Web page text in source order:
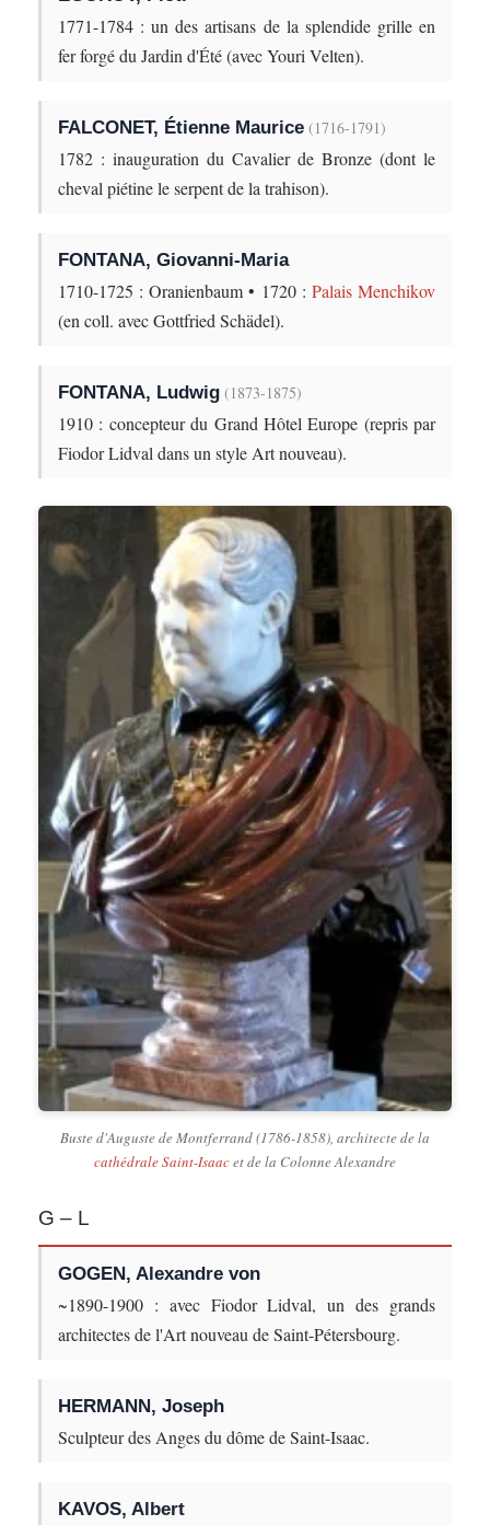
1771-1784 : un des artisans de la splendide grille en
fer forgé du Jardin d'Été (avec Youri Velten).
FALCONET, Étienne Maurice (1716-1791)
1782 : inauguration du Cavalier de Bronze (dont le
cheval piétine le serpent de la trahison).
FONTANA, Giovanni-Maria
1710-1725 : Oranienbaum • 1720 : Palais Menchikov
(en coll. avec Gottfried Schädel).
FONTANA, Ludwig (1873-1875)
1910 : concepteur du Grand Hôtel Europe (repris par
Fiodor Lidval dans un style Art nouveau).
Buste d'Auguste de Montferrand (1786-1858), architecte de la
cathédrale Saint-Isaacet de la Colonne Alexandre
G – L
GOGEN, Alexandre von
~1890-1900 : avec Fiodor Lidval, un des grands
architectes de l'Art nouveau de Saint-Pétersbourg.
HERMANN, Joseph
Sculpteur des Anges du dôme de Saint-Isaac.
KAVOS, Albert